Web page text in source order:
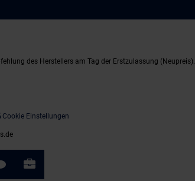
des Herstellers am Tag der Erstzulassung (Neupreis).
Cookie Einstellungen